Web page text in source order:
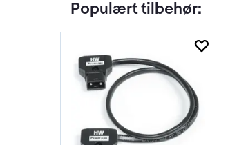
Populært tilbehør: